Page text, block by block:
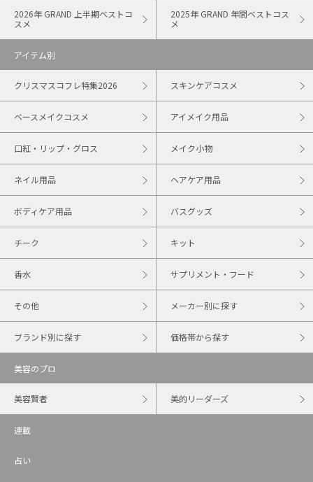
2026年 GRAND 上半期ベストコ
スメ
2025年 GRAND 年間ベストコス
メ
アイテム別
クリスマスコフレ特集2026 スキンケアコスメ
ベースメイクコスメ アイメイク用品
口紅・リップ・グロス メイク小物
ネイル用品 ヘアケア用品
ボディケア用品 バスグッズ
チーク キット
香水 サプリメント・フード
その他 メーカー別に探す
ブランド別に探す 価格帯から探す
美容のプロ
美容賢者 美的リーダーズ
連載
占い